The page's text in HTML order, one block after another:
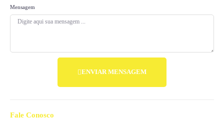
Mensagem
ENVIAR MENSAGEM
Fale Conosco